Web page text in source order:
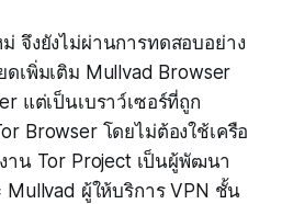
ม่ จึงยังไม่ผ่านการทดสอบอย่าง
ดเพิ่มเติม Mullvad Browser
แต่เป็นเบราว์เซอร์ที่ถูก
Browser โดยไม่ต้องใช้เครือ
าน Tor Project เป็นผู้พัฒนา
Mullvad ผู้ให้บริการ VPN ชั้น